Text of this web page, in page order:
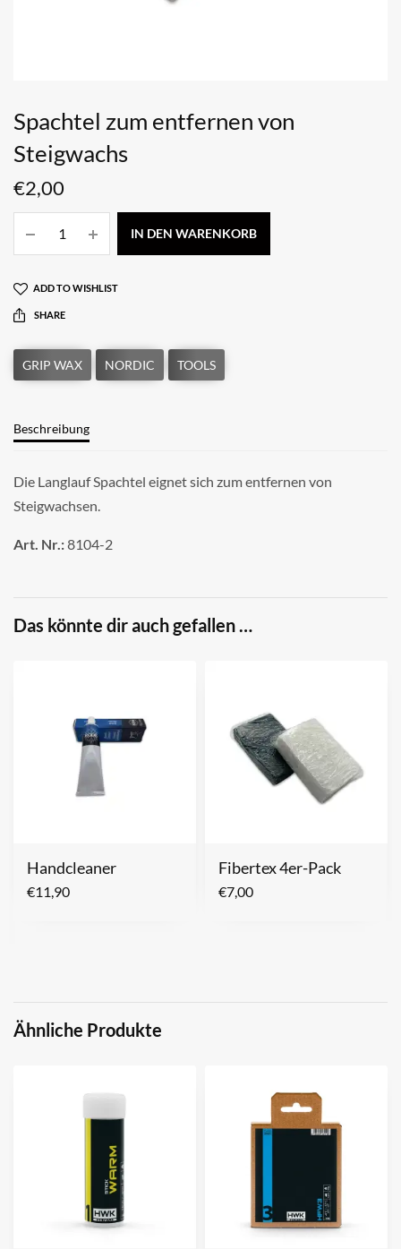
Spachtel zum entfernen von
Steigwachs
€2,00
IN DEN WARENKORB
ADD TO WISHLIST
SHARE
Beschreibung
Die Langlauf Spachtel eignet sich zum entfernen von
Steigwachsen.
Art. Nr.:8104-2
Das könnte dir auch gefallen …
Handcleaner
€11,90
Fibertex 4er-Pack
€7,00
Ähnliche Produkte